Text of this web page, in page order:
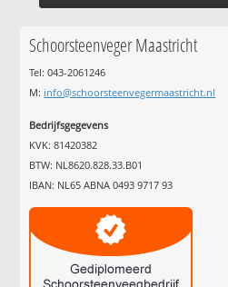
Schoorsteenveger Maastricht
Tel: 043-2061246
M: info@schoorsteenvegermaastricht.nl
Bedrijfsgegevens
KVK: 81420382
BTW: NL8620.828.33.B01
IBAN: NL65 ABNA 0493 9717 93